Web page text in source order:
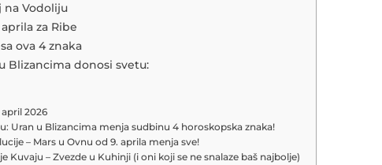
na Vodoliju
za Ribe
ova 4 znaka
Blizancima donosi svetu:
2026
Uran u Blizancima menja sudbinu 4 horoskopska znaka!
– Mars u Ovnu od 9. aprila menja sve!
Kuvaju – Zvezde u Kuhinji (i oni koji se ne snalaze baš najbolje)